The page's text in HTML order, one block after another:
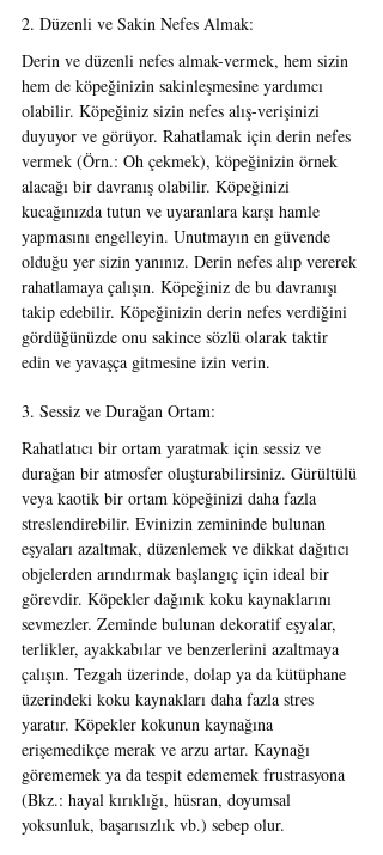
2. Düzenli ve Sakin Nefes Almak:
Derin ve düzenli nefes almak-vermek, hem sizin
hem de köpeğinizin sakinleşmesine yardımcı
olabilir. Köpeğiniz sizin nefes alış-verişinizi
duyuyor ve görüyor. Rahatlamak için derin nefes
vermek (Örn.: Oh çekmek), köpeğinizin örnek
alacağı bir davranış olabilir. Köpeğinizi
kucağınızda tutun ve uyaranlara karşı hamle
yapmasını engelleyin. Unutmayın en güvende
olduğu yer sizin yanınız. Derin nefes alıp vererek
rahatlamaya çalışın. Köpeğiniz de bu davranışı
takip edebilir. Köpeğinizin derin nefes verdiğini
gördüğünüzde onu sakince sözlü olarak taktir
edin ve yavaşça gitmesine izin verin.
3. Sessiz ve Durağan Ortam:
Rahatlatıcı bir ortam yaratmak için sessiz ve
durağan bir atmosfer oluşturabilirsiniz. Gürültülü
veya kaotik bir ortam köpeğinizi daha fazla
streslendirebilir. Evinizin zemininde bulunan
eşyaları azaltmak, düzenlemek ve dikkat dağıtıcı
objelerden arındırmak başlangıç için ideal bir
görevdir. Köpekler dağınık koku kaynaklarını
sevmezler. Zeminde bulunan dekoratif eşyalar,
terlikler, ayakkabılar ve benzerlerini azaltmaya
çalışın. Tezgah üzerinde, dolap ya da kütüphane
üzerindeki koku kaynakları daha fazla stres
yaratır. Köpekler kokunun kaynağına
erişemedikçe merak ve arzu artar. Kaynağı
görememek ya da tespit edememek frustrasyona
(Bkz.: hayal kırıklığı, hüsran, doyumsal
yoksunluk, başarısızlık vb.) sebep olur.